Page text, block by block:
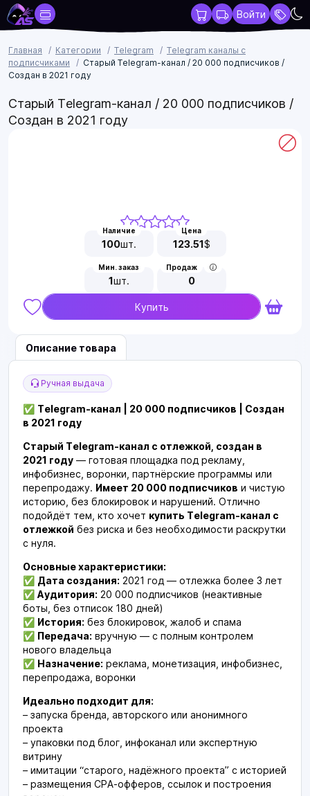
Войти
Главная Категории Telegram
Telegram каналы с
подписчиками
Старый Telegram-канал / 20 000 подписчиков /
Создан в 2021 году
Старый Telegram-канал / 20 000 подписчиков /
Создан в 2021 году
Наличие
100шт.
Цена
123.51$
Мин. заказ
1шт.
Продаж
0
Купить
Описание товара
Ручная выдача
✅ Telegram-канал | 20 000 подписчиков | Создан
в 2021 году
Старый Telegram-канал с отлежкой, создан в
2021 году — готовая площадка под рекламу,
инфобизнес, воронки, партнёрские программы или
перепродажу. Имеет 20 000 подписчиков и чистую
историю, без блокировок и нарушений. Отлично
подойдёт тем, кто хочет купить Telegram-канал с
отлежкой без риска и без необходимости раскрутки
с нуля.
Основные характеристики:
✅ Дата создания: 2021 год — отлежка более 3 лет
✅ Аудитория: 20 000 подписчиков (неактивные
боты, без отписок 180 дней)
✅ История: без блокировок, жалоб и спама
✅ Передача: вручную — с полным контролем
нового владельца
✅ Назначение: реклама, монетизация, инфобизнес,
перепродажа, воронки
Идеально подходит для:
– запуска бренда, авторского или анонимного
проекта
– упаковки под блог, инфоканал или экспертную
витрину
– имитации “старого, надёжного проекта” с историей
– размещения CPA-офферов, ссылок и построения